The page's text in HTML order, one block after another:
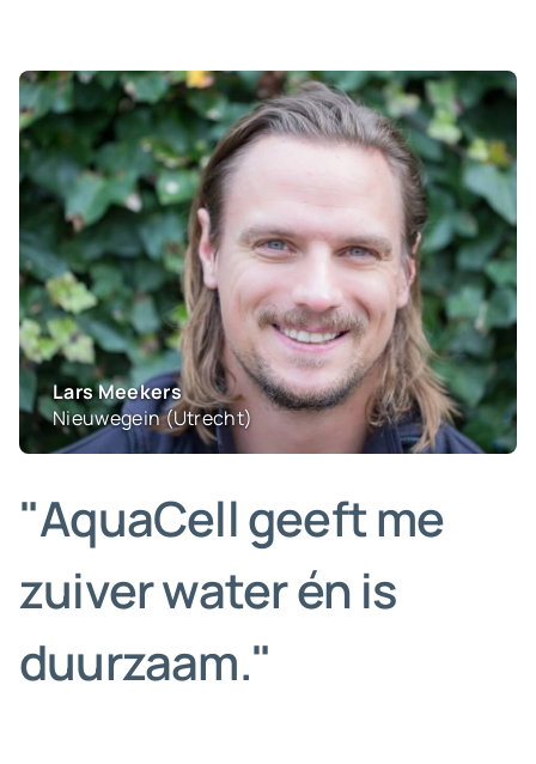
"AquaCell geeft me
zuiver water én is
duurzaam."
Joris Ploegmakers
Peize (Drenthe)
Dirk en Marjo Rustenburg
Opperdoes (Noord-Holland)
Lars Meekers
Nieuwegein (Utrecht)